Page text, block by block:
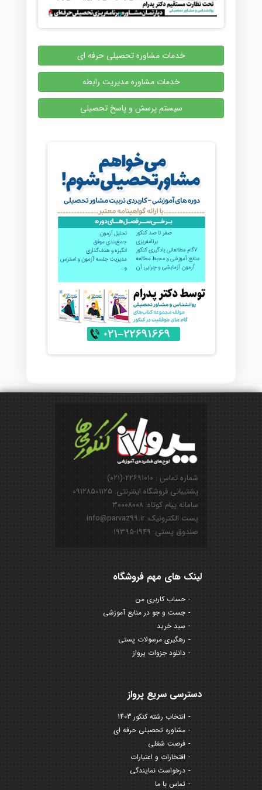
خدمات مشاوره تحصیلی حرفه ای
خدمات مشاوره مدیریت رابطه
سیستم پرسش و پاسخ تحصیلی
شماره تماس : ۲۲۶۹۱۰۱۰-(۰۲۱)
پشتیبانی فروشگاه اینترنتی: ۰۹۱۲۸۵۰۱۱۲۵
سامانه پیام کوتاه: ۳۰۰۰۸۰۰۸
پست الکترونیک: info@parvaz99.ir
صندوق پستی: ۱۹۴۹-۱۹۳۹۵
لینک های مهم فروشگاه
حساب کاربری من
جست و جو در منابع آموزشی
سبد خرید
رهگیری مرسولات پستی
دانلود جزوات پرواز
دسترسی سریع پرواز
انتخاب رشته کنکور 1403
مشاوره تحصیلی حرفه ای
فرصت شغلی
افتخارات و اعتبارات
درخواست نمایندگی
تماس با ما